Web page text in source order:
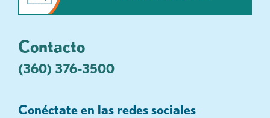
Contacto
(360) 376-3500
Conéctate en las redes sociales